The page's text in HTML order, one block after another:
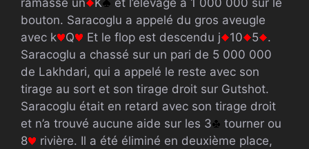
ramassé un
K
et l’élevage à 1 000 000 sur le
bouton. Saracoglu a appelé du gros aveugle
avec k
Q Et le flop est descendu j 10 5
.
Saracoglu a chassé sur un pari de 5 000 000
de Lakhdari, qui a appelé le reste avec son
tirage au sort et son tirage droit sur Gutshot.
Saracoglu était en retard avec son tirage droit
et n’a trouvé aucune aide sur les 3
tourner ou
8
rivière. Il a été éliminé en deuxième place,